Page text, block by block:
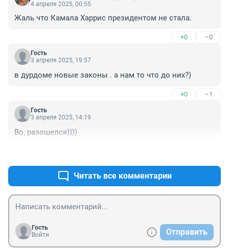
4 апреля 2025, 00:55
Жаль что Камала Харрис президентом не стала.
+0 –0
Гость
3 апреля 2025, 19:57
в дурдоме новые законы . а нам то что до них?)
+0 –1
Гость
3 апреля 2025, 14:19
Во, разошелся))))
Читать все комментарии
Гость
Войти
Отправить